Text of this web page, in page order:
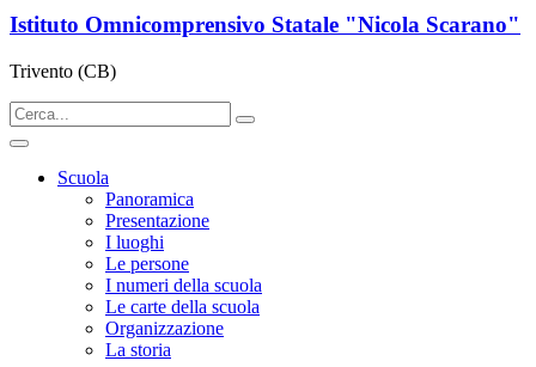
Istituto Omnicomprensivo Statale "Nicola Scarano"
Trivento (CB)
Scuola
Panoramica
Presentazione
I luoghi
Le persone
I numeri della scuola
Le carte della scuola
Organizzazione
La storia